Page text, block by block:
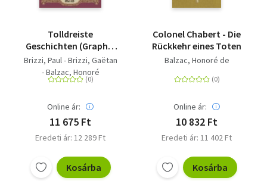
Tolldreiste
Geschichten (Graphic
Novel) - Nach dem
Werk von Honoré
Balzac
Brizzi, Paul - Brizzi, Gaëtan
- Balzac, Honoré
Online ár:
11 675 Ft
Eredeti ár: 12 289 Ft
Kosárba
Colonel Chabert - Die
Rückkehr eines Toten
Balzac, Honoré de
Online ár:
10 832 Ft
Eredeti ár: 11 402 Ft
Kosárba